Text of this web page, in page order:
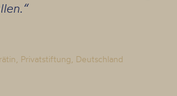
Privatstiftung, Deutschland